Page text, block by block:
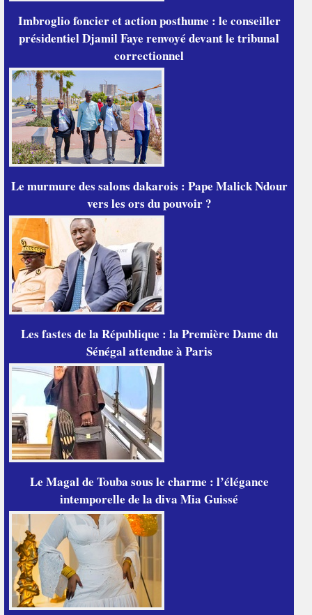
Imbroglio foncier et action posthume : le conseiller
présidentiel Djamil Faye renvoyé devant le tribunal
correctionnel
Le murmure des salons dakarois : Pape Malick Ndour
vers les ors du pouvoir ?
Les fastes de la République : la Première Dame du
Sénégal attendue à Paris
Le Magal de Touba sous le charme : l’élégance
intemporelle de la diva Mia Guissé